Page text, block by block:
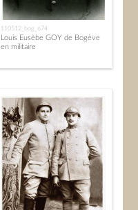
110512_bog_674
Louis Eusèbe GOY de Bogève
en militaire